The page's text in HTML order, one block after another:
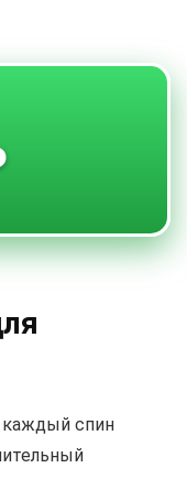
каждый спин